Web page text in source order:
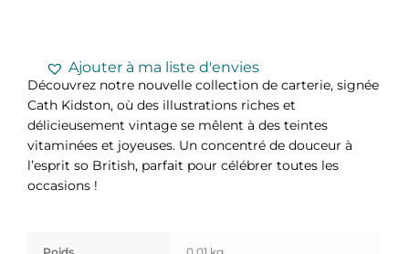
Ajouter à ma liste d'envies
Découvrez notre nouvelle collection de carterie, signée
Cath Kidston, où des illustrations riches et
délicieusement vintage se mêlent à des teintes
vitaminées et joyeuses. Un concentré de douceur à
l’esprit so British, parfait pour célébrer toutes les
occasions !